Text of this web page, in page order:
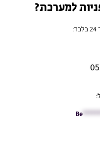
למערכת?
Be